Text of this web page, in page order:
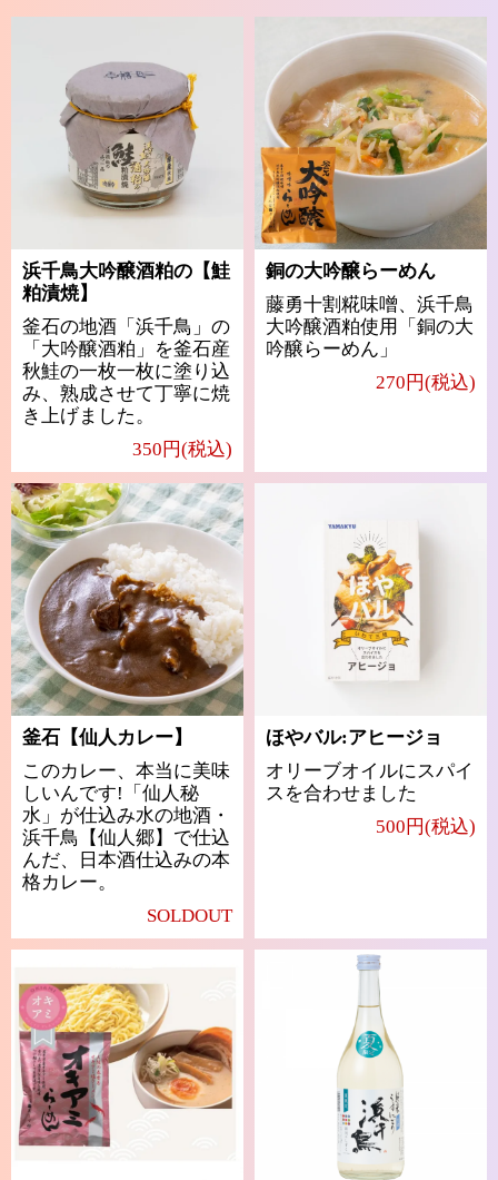
浜千鳥大吟醸酒粕の【鮭
粕漬焼】
釜石の地酒「浜千鳥」の
「大吟醸酒粕」を釜石産
秋鮭の一枚一枚に塗り込
み、熟成させて丁寧に焼
き上げました。
350円(税込)
銅の大吟醸らーめん
藤勇十割糀味噌、浜千鳥
大吟醸酒粕使用「銅の大
吟醸らーめん」
270円(税込)
釜石【仙人カレー】
このカレー、本当に美味
しいんです!「仙人秘
水」が仕込み水の地酒・
浜千鳥【仙人郷】で仕込
んだ、日本酒仕込みの本
格カレー。
SOLDOUT
ほやバル:アヒージョ
オリーブオイルにスパイ
スを合わせました
500円(税込)